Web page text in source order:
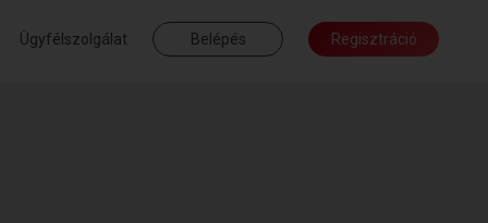
Ügyfélszolgálat Belépés Regisztráció